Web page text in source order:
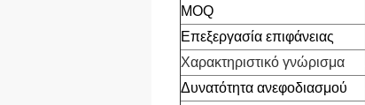
MOQ
Επεξεργασία επιφάνειας
Χαρακτηριστικό γνώρισμα
Δυνατότητα ανεφοδιασμού